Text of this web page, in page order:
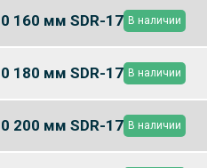
160 мм SDR-17 В наличии
180 мм SDR-17 В наличии
200 мм SDR-17 В наличии